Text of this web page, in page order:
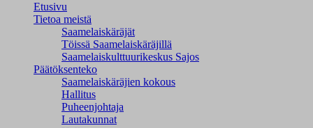
Etusivu
Tietoa meistä
Saamelaiskäräjät
Töissä Saamelaiskäräjillä
Saamelaiskulttuuri­keskus Sajos
Päätöksenteko
Saamelaiskäräjien kokous
Hallitus
Puheenjohtaja
Lautakunnat